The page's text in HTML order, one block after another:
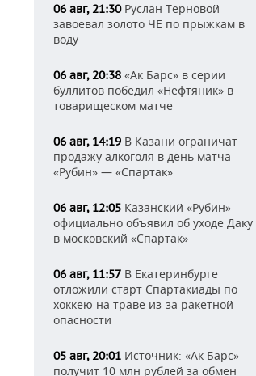
06 авг, 21:30Руслан Терновой
завоевал золото ЧЕ по прыжкам в
воду
06 авг, 20:38 «Ак Барс» в серии
буллитов победил «Нефтяник» в
товарищеском матче
06 авг, 14:19 В Казани ограничат
продажу алкоголя в день матча
«Рубин» — «Спартак»
06 авг, 12:05 Казанский «Рубин»
официально объявил об уходе Даку
в московский «Спартак»
06 авг, 11:57 В Екатеринбурге
отложили старт Спартакиады по
хоккею на траве из-за ракетной
опасности
05 авг, 20:01 Источник: «Ак Барс»
получит 10 млн рублей за обмен